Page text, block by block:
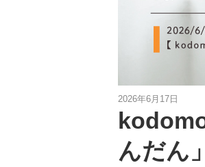
2026年6月17日
んだん